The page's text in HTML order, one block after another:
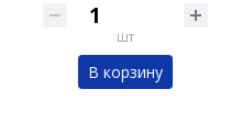
шт
В корзину